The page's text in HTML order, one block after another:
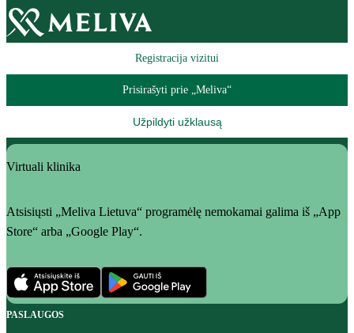
Registracija vizitui
Prisirašyti prie „Meliva“
Užpildyti užklausą
Virtuali klinika
Atsisiųsti „Meliva Lietuva“ programėlę nemokamai galima iš „App
Store“ arba „Google Play“.
PASLAUGOS